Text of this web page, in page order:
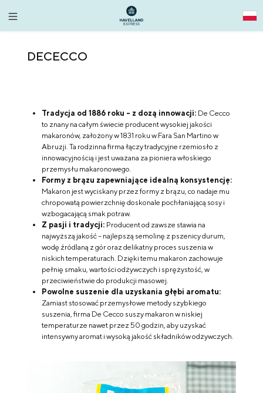
DECECCO
Tradycja od 1886 roku – z dozą innowacji: De Cecco
to znany na całym świecie producent wysokiej jakości
makaronów, założony w 1831 roku w Fara San Martino w
Abruzji. Ta rodzinna firma łączy tradycyjne rzemiosło z
innowacyjnością i jest uważana za pioniera włoskiego
przemysłu makaronowego.
Formy z brązu zapewniające idealną konsystencję:
Makaron jest wyciskany przez formy z brązu, co nadaje mu
chropowatą powierzchnię doskonale pochłaniającą sosy i
wzbogacającą smak potraw.
Z pasji i tradycji: Producent od zawsze stawia na
najwyższą jakość – najlepszą semolinę z pszenicy durum,
wodę źródlaną z gór oraz delikatny proces suszenia w
niskich temperaturach. Dzięki temu makaron zachowuje
pełnię smaku, wartości odżywczych i sprężystość, w
przeciwieństwie do produkcji masowej.
Powolne suszenie dla uzyskania głębi aromatu:
Zamiast stosować przemysłowe metody szybkiego
suszenia, firma De Cecco suszy makaron w niskiej
temperaturze nawet przez 50 godzin, aby uzyskać
intensywny aromat i wysoką jakość składników odżywczych.